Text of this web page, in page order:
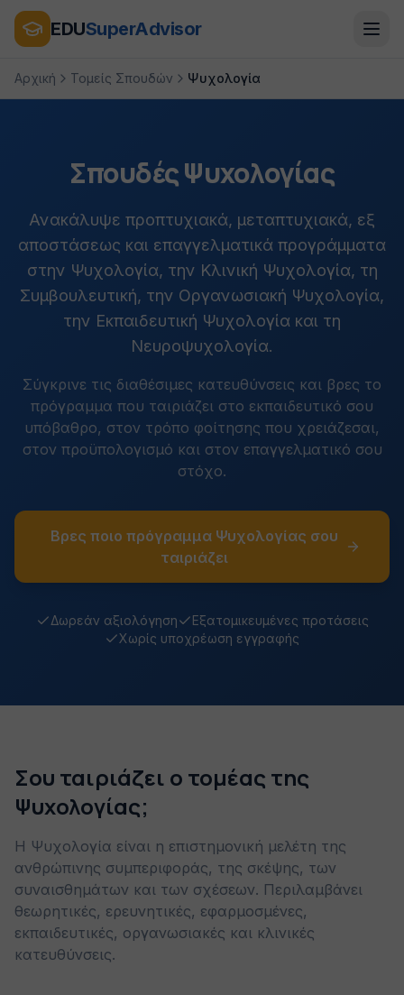
EDUSuperAdvisor
Αρχική Τομείς Σπουδών Ψυχολογία
Σπουδές Ψυχολογίας
Ανακάλυψε προπτυχιακά, μεταπτυχιακά, εξ
αποστάσεως και επαγγελματικά προγράμματα
στην Ψυχολογία, την Κλινική Ψυχολογία, τη
Συμβουλευτική, την Οργανωσιακή Ψυχολογία,
την Εκπαιδευτική Ψυχολογία και τη
Νευροψυχολογία.
Σύγκρινε τις διαθέσιμες κατευθύνσεις και βρες το
πρόγραμμα που ταιριάζει στο εκπαιδευτικό σου
υπόβαθρο, στον τρόπο φοίτησης που χρειάζεσαι,
στον προϋπολογισμό και στον επαγγελματικό σου
στόχο.
Βρες ποιο πρόγραμμα Ψυχολογίας σου
ταιριάζει
Δωρεάν αξιολόγηση
Εξατομικευμένες προτάσεις
Χωρίς υποχρέωση εγγραφής
Σου ταιριάζει ο τομέας της
Ψυχολογίας;
Η Ψυχολογία είναι η επιστημονική μελέτη της
ανθρώπινης συμπεριφοράς, της σκέψης, των
συναισθημάτων και των σχέσεων. Περιλαμβάνει
θεωρητικές, ερευνητικές, εφαρμοσμένες,
εκπαιδευτικές, οργανωσιακές και κλινικές
κατευθύνσεις.